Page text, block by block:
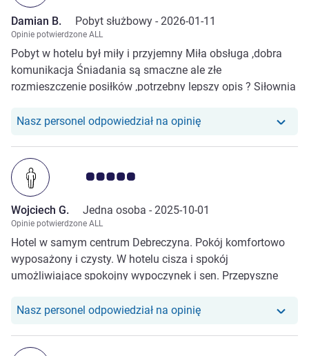
Damian B. Pobyt służbowy - 2026-01-11
Opinie potwierdzone ALL
Pobyt w hotelu był miły i przyjemny Miła obsługa ,dobra
komunikacja Śniadania są smaczne ale złe
rozmieszczenie posiłków ,potrzebny lepszy opis ? Siłownia
rowerków bieżnia i średnio działający multi pres do
lokalizacją blisko centrum !!!
Nasz personel odpowiedział na opinię
Ocena klientów 5.0/5
Wojciech G. Jedna osoba - 2025-10-01
Opinie potwierdzone ALL
Hotel w samym centrum Debreczyna. Pokój komfortowo
wyposażony i czysty. W hotelu cisza i spokój
umożliwiające spokojny wypoczynek i sen. Przepyszne
dla siebie. Bardzo miła obsługa w recepcji. Cena za hotel
Nasz personel odpowiedział na opinię